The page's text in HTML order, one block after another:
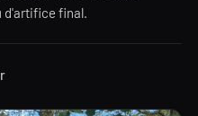
d'artifice final.